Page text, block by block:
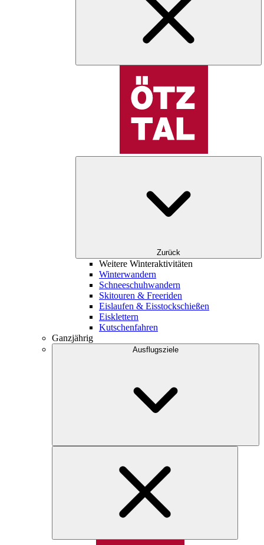
Zurück
Weitere Winteraktivitäten
Winterwandern
Schneeschuhwandern
Skitouren & Freeriden
Eislaufen & Eisstockschießen
Eisklettern
Kutschenfahren
Ganzjährig
Ausflugsziele